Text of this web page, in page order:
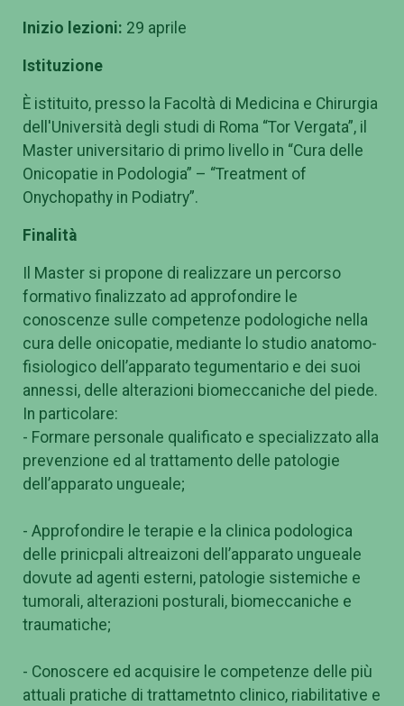
Inizio lezioni: 29 aprile
Istituzione
È istituito, presso la Facoltà di Medicina e Chirurgia
dell'Università degli studi di Roma “Tor Vergata”, il
Master universitario di primo livello in “Cura delle
Onicopatie in Podologia” – “Treatment of
Onychopathy in Podiatry”.
Finalità
Il Master si propone di realizzare un percorso
formativo finalizzato ad approfondire le
conoscenze sulle competenze podologiche nella
cura delle onicopatie, mediante lo studio anatomo-
fisiologico dell’apparato tegumentario e dei suoi
annessi, delle alterazioni biomeccaniche del piede.
In particolare:
- Formare personale qualificato e specializzato alla
prevenzione ed al trattamento delle patologie
dell’apparato ungueale;
- Approfondire le terapie e la clinica podologica
delle prinicpali altreaizoni dell’apparato ungueale
dovute ad agenti esterni, patologie sistemiche e
tumorali, alterazioni posturali, biomeccaniche e
traumatiche;
- Conoscere ed acquisire le competenze delle più
attuali pratiche di trattametnto clinico, riabilitative e